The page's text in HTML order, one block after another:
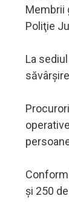
Membrii
Poliţie
La
şi 250